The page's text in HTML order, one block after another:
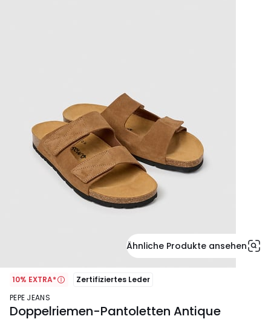
Ähnliche Produkte ansehen
10% EXTRA*
Zertifiziertes Leder
PEPE JEANS
Doppelriemen-Pantoletten Antique